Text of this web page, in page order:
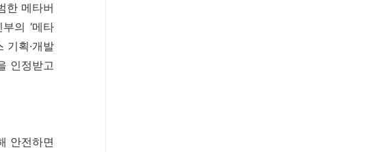
한 메타버
의 ‘메타
기획·개발
인정받고
안전하면